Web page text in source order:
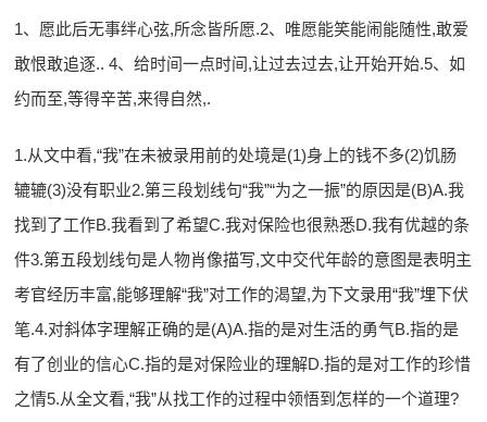
1、愿此后无事绊心弦,所念皆所愿.2、唯愿能笑能闹能随性,敢爱
敢恨敢追逐.. 4、给时间一点时间,让过去过去,让开始开始.5、如
约而至,等得辛苦,来得自然,.
1.从文中看,“我”在未被录用前的处境是(1)身上的钱不多(2)饥肠
辘辘(3)没有职业2.第三段划线句“我”“为之一振”的原因是(B)A.我
找到了工作B.我看到了希望C.我对保险也很熟悉D.我有优越的条
件3.第五段划线句是人物肖像描写,文中交代年龄的意图是表明主
考官经历丰富,能够理解“我”对工作的渴望,为下文录用“我”埋下伏
笔.4.对斜体字理解正确的是(A)A.指的是对生活的勇气B.指的是
有了创业的信心C.指的是对保险业的理解D.指的是对工作的珍惜
之情5.从全文看,“我”从找工作的过程中领悟到怎样的一个道理?